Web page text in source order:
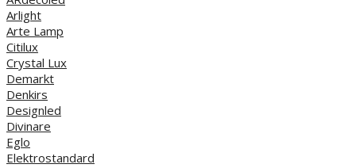
Arlight
Arte Lamp
Citilux
Crystal Lux
Demarkt
Denkirs
Designled
Divinare
Eglo
Elektrostandard